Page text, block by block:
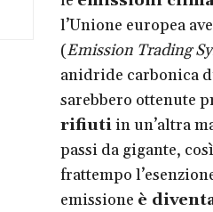
l’Unione europea
(Emission Trading
anidride carbonica
sarebbero ottenute
rifiutiin un’altra
passi da gigante,
frattempo
emissione è